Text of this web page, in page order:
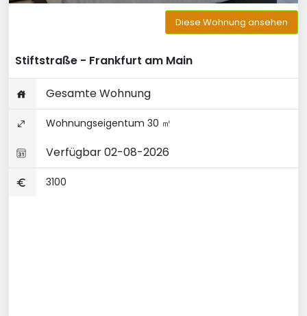
Diese Wohnung ansehen
Stiftstraße - Frankfurt am Main
Gesamte Wohnung
Wohnungseigentum 30 ㎡
Verfügbar 02-08-2026
3100